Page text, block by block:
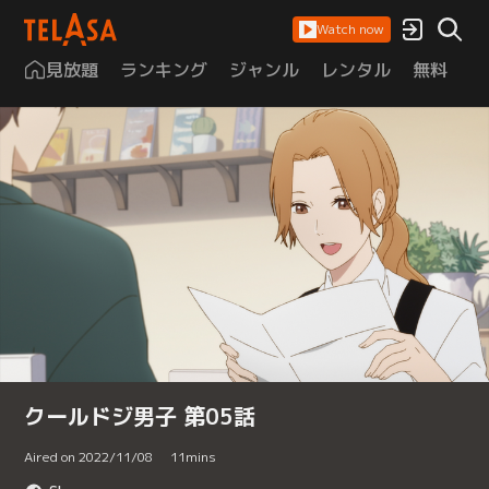
Watch now
見放題 ランキング ジャンル レンタル 無料
クールドジ男子 第05話
Aired on 2022/11/08 11mins